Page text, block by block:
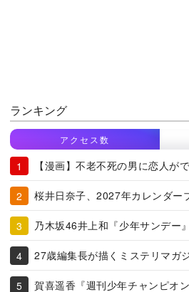
ランキング
アクセス数
【漫画】不老不死の男に恋人が
桜井日奈子、2027年カレンダー
乃木坂46井上和『少年サンデー
27歳編集長が描くミステリマガ
賀喜遥香『週刊少年チャンピオ